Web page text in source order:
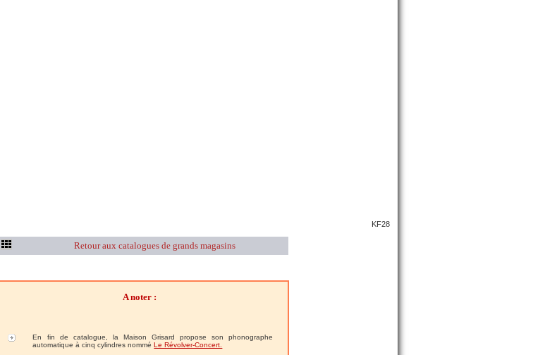
KF28
Retour aux catalogues de grands magasins
A noter :
En fin de catalogue, la Maison Grisard propose son phonographe
automatique à cinq cylindres nomméLe Révolver-Concert.